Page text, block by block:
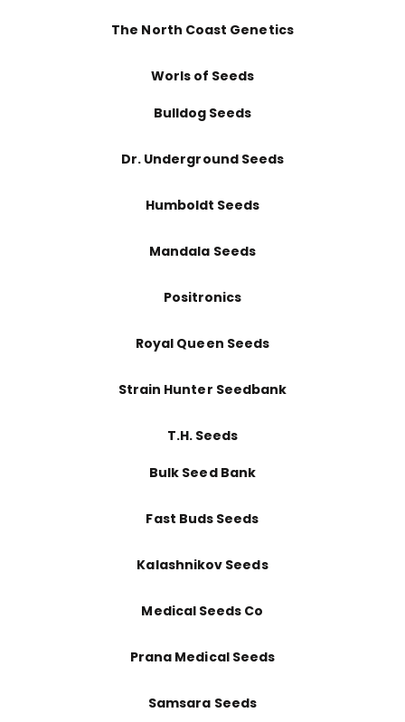
The North Coast Genetics
Worls of Seeds
Bulldog Seeds
Dr. Underground Seeds
Humboldt Seeds
Mandala Seeds
Positronics
Royal Queen Seeds
Strain Hunter Seedbank
T.H. Seeds
Bulk Seed Bank
Fast Buds Seeds
Kalashnikov Seeds
Medical Seeds Co
Prana Medical Seeds
Samsara Seeds